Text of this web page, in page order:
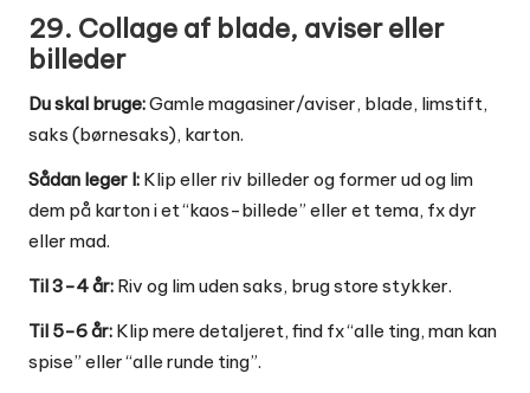
29. Collage af blade, aviser eller
billeder
Du skal bruge:Gamle magasiner/aviser, blade, limstift,
saks (børnesaks), karton.
Sådan leger I: Klip eller riv billeder og former ud og lim
dem på karton i et “kaos-billede” eller et tema, fx dyr
eller mad.
Til 3-4 år: Riv og lim uden saks, brug store stykker.
Til 5-6 år: Klip mere detaljeret, find fx “alle ting, man kan
spise” eller “alle runde ting”.